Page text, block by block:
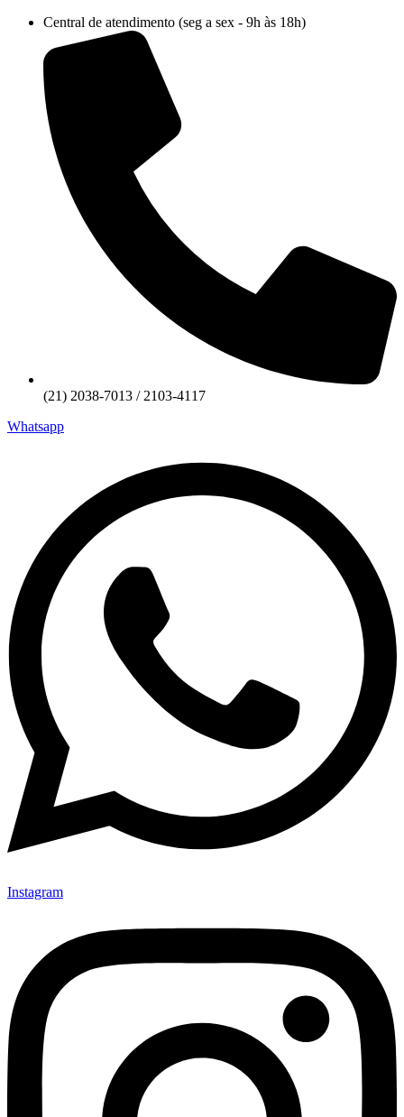
conteúdo
Central de atendimento (seg a sex - 9h às 18h)
(21) 2038-7013 / 2103-4117
Whatsapp
Instagram